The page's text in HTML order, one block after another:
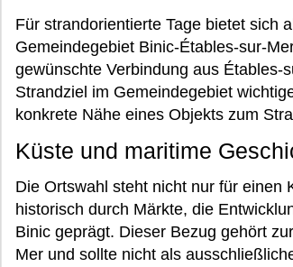
Für strandorientierte Tage bietet sich
Gemeindegebiet Binic-Étables-sur-
gewünschte Verbindung aus Étables-
Strandziel im Gemeindegebiet
konkrete Nähe eines Objekts zum
Küste und maritime
Die Ortswahl steht nicht nur für einen
historisch durch Märkte, die
Binic geprägt. Dieser Bezug gehört
Mer und sollte nicht als